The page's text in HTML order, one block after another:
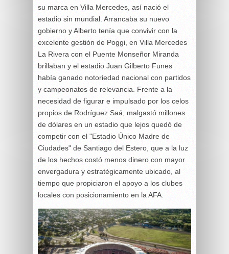
su marca en Villa Mercedes, así nació el
estadio sin mundial. Arrancaba su nuevo
gobierno y Alberto tenía que convivir con la
excelente gestión de Poggi, en Villa Mercedes
La Rivera con el Puente Monseñor Miranda
brillaban y el estadio Juan Gilberto Funes
había ganado notoriedad nacional con partidos
y campeonatos de relevancia. Frente a la
necesidad de figurar e impulsado por los celos
propios de Rodríguez Saá, malgastó millones
de dólares en un estadio que lejos quedó de
competir con el "Estadio Único Madre de
Ciudades" de Santiago del Estero, que a la luz
de los hechos costó menos dinero con mayor
envergadura y estratégicamente ubicado, al
tiempo que propiciaron el apoyo a los clubes
locales con posicionamiento en la AFA.